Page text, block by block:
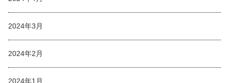
2024年3月
2024年2月
2024年1月